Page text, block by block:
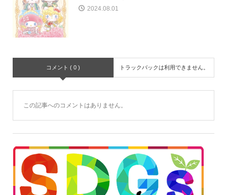
2024.08.01
コメント ( 0 ) トラックバックは利用できません。
この記事へのコメントはありません。